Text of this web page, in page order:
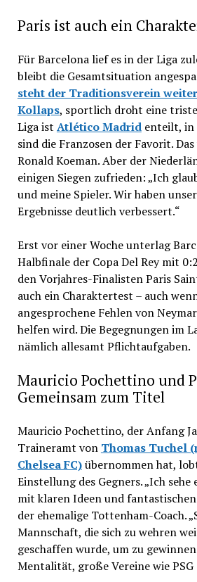
Paris ist auch ein
Für Barcelona lief es in der Liga
bleibt die Gesamtsituation
steht der Traditionsverein
Kollaps, sportlich droht eine
Liga ist Atlético Madridenteilt, in
sind die Franzosen der Favorit.
Ronald Koeman. Aber der
einigen Siegen zufrieden: „Ich
und meine Spieler. Wir haben
Ergebnisse deutlich verbessert.“
Erst vor einer Woche unterlag
Halbfinale der Copa Del Rey mit
den Vorjahres-Finalisten Paris
auch ein Charaktertest – auch
angesprochene Fehlen von
helfen wird. Die Begegnungen im
nämlich allesamt Pflichtaufgaben.
Mauricio Pochettino und
Gemeinsam zum Titel
Mauricio Pochettino, der Anfang
Traineramt von Thomas Tuchel
Chelsea FC)übernommen hat,
Einstellung des Gegners. „Ich sehe
mit klaren Ideen und
der ehemalige Tottenham-Coach.
Mannschaft, die sich zu wehren
geschaffen wurde, um zu
Mentalität, große Vereine wie PSG